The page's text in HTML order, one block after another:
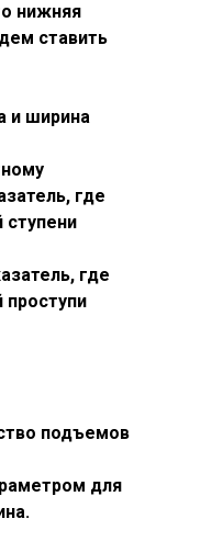
нижняя
ставить
и ширина
где
где
подъемов
для